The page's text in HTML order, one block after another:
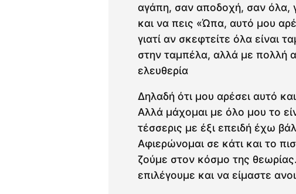
αγάπη, σαν αποδοχή, σαν όλα,
και να πεις «Ώπα, αυτό μου
γιατί αν σκεφτείτε όλα είναι
στην ταμπέλα, αλλά με πολλή
ελευθερία
Δηλαδή ότι μου αρέσει αυτό
Αλλά μάχομαι με όλο μου το
τέσσερις με έξι επειδή έχω
Αφιερώνομαι σε κάτι και το
ζούμε στον κόσμο της
επιλέγουμε και να είμαστε